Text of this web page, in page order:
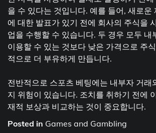
을 수 있다는 것입니다. 예를 들어, 새로운
에 대한 발표가 있기 전에 회사의 주식을
업을 수행할 수 있습니다. 두 경우 모두 내
이용할 수 있는 것보다 낮은 가격으로 주
적으로 더 부유하게 만듭니다.
전반적으로 스포츠 베팅에는 내부자 거래
지 위험이 있습니다. 조치를 취하기 전에
재적 보상과 비교하는 것이 중요합니다.
Posted in Games and Gambling